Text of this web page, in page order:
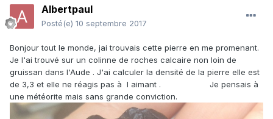
Albertpaul
Posté(e) 10 septembre 2017
Bonjour tout le monde, jai trouvais cette pierre en me promenant.
Je l'ai trouvé sur un colinne de roches calcaire non loin de
gruissan dans l'Aude . J'ai calculer la densité de la pierre elle est
de 3,3 et elle ne réagis pas à l aimant . Je pensais à
une météorite mais sans grande conviction.